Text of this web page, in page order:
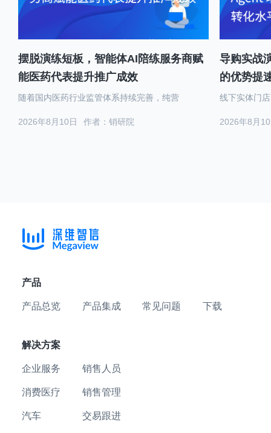
摆脱演练短板，智能体AI陪练服务商赋
能医药代表提升推广成效
作者：销研院
2026年8月10日
随着国内医药行业监管体系持续完善，纯营
导购实战
的优势提
2026年8月
线下实体门
产品
产品总览 产品集成 常见问题 下载
解决方案
企业服务
消费医疗
汽车
销售人员
销售管理
交易跟进